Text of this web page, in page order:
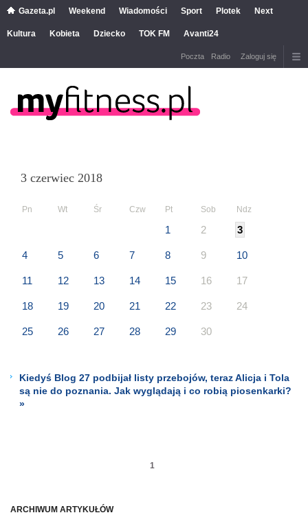
Gazeta.pl Weekend Wiadomości Sport Plotek Next
Kultura Kobieta Dziecko TOK FM Avanti24
Poczta Radio Zaloguj się
ARCHIWUM ARTYKUŁÓW
3 czerwiec 2018
Pn Wt Śr Czw Pt Sob Ndz
1 2 3
4 5 6 7 8 9 10
11 12 13 14 15 16 17
18 19 20 21 22 23 24
25 26 27 28 29 30
Kiedyś Blog 27 podbijał listy przebojów, teraz Alicja i Tola
są nie do poznania. Jak wyglądają i co robią piosenkarki?
»
1